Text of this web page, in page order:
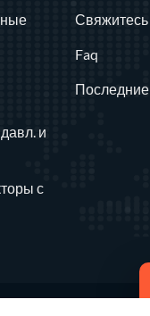
и
с
Свяжитесь
Faq
Последние